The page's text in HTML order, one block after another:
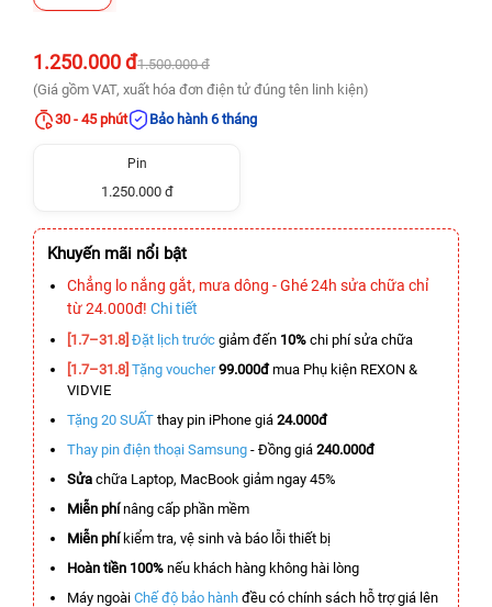
1.250.000 đ1.500.000 đ
(Giá gồm VAT, xuất hóa đơn điện tử đúng tên linh kiện)
30 - 45 phút
Bảo hành 6 tháng
Pin
1.250.000 đ
Khuyến mãi nổi bật
Chẳng lo nắng gắt, mưa dông - Ghé 24h sửa chữa chỉ
từ 24.000đ! Chi tiết
[1.7–31.8] Đặt lịch trước giảm đến 10% chi phí sửa chữa
[1.7–31.8] Tặng voucher 99.000đmua Phụ kiện REXON &
VIDVIE
Tặng 20 SUẤT thay pin iPhone giá 24.000đ
Thay pin điện thoại Samsung - Đồng giá 240.000đ
Sửa chữa Laptop, MacBook giảm ngay 45%
Miễn phínâng cấp phần mềm
Miễn phíkiểm tra, vệ sinh và báo lỗi thiết bị
Hoàn tiền 100% nếu khách hàng không hài lòng
Máy ngoài Chế độ bảo hành đều có chính sách hỗ trợ giá lên